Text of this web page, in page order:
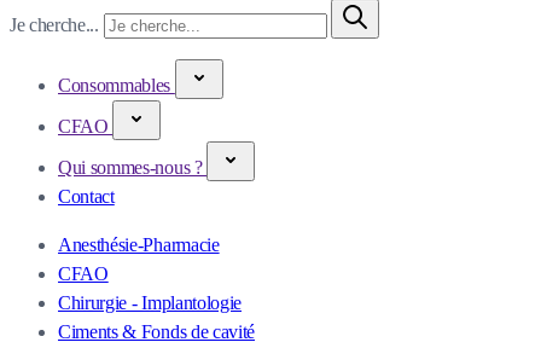
Je cherche...
Consommables
CFAO
Qui sommes-nous ?
Contact
Anesthésie-Pharmacie
CFAO
Chirurgie - Implantologie
Ciments & Fonds de cavité